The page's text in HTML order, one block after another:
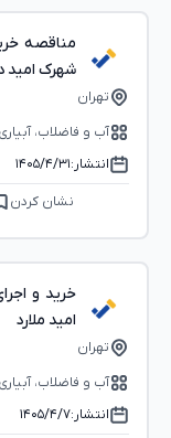
مناقصه
شهرک امید
تهران
آب و فاضلاب،
انتشار:۱۴۰۵/۴/۳۱
نشان کردن
خرید و
امید ملارد
تهران
آب و فاضلاب،
انتشار:۱۴۰۵/۴/۷